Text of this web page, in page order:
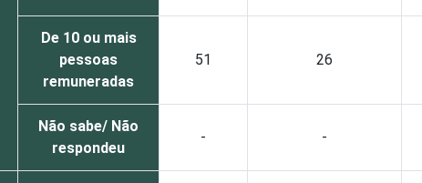
De 10 ou mais
pessoas
remuneradas
51 26
Não sabe/ Não
respondeu
- -